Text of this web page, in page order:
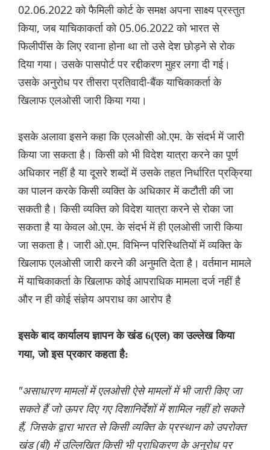
02.06.2022 को फैमिली कोर्ट के समक्ष अपना साक्ष्य प्रस्तुत
किया, जब याचिकाकर्ता को 05.06.2022 को भारत से
फिलीपींस के लिए रवाना होना था तो उसे देश छोड़ने से रोक
दिया गया। उसके पासपोर्ट पर रद्दीकरण मुहर लगा दी गई।
उसके अनुरोध पर तीसरा प्रतिवादी-बैंक याचिकाकर्ता के
खिलाफ एलओसी जारी किया गया।
इसके अलावा इसने कहा कि एलओसी ओ.एम. के संदर्भ में जारी
किया जा सकता है। किसी को भी विदेश यात्रा करने का पूर्ण
अधिकार नहीं है या दूसरे शब्दों में उसके तहत निर्धारित प्रक्रिया
का पालन करके किसी व्यक्ति के अधिकार में कटौती की जा
सकती है। किसी व्यक्ति को विदेश यात्रा करने से रोका जा
सकता है या केवल ओ.एम. के संदर्भ में ही एलओसी जारी किया
जा सकता है। जारी ओ.एम. विभिन्न परिस्थितियों में व्यक्ति के
खिलाफ एलओसी जारी करने की अनुमति देता है। वर्तमान मामले
में याचिकाकर्ता के खिलाफ कोई आपराधिक मामला दर्ज नहीं है
और न ही कोई संज्ञेय अपराध का आरोप है
इसके बाद कार्यालय ज्ञापन के खंड 6(एल) का उल्लेख किया
गया, जो इस प्रकार कहता है:
"असाधारण मामलों में एलओसी ऐसे मामलों में भी जारी किए जा
सकते हैं जो ऊपर दिए गए दिशानिर्देशों में शामिल नहीं हो सकते
हैं, जिसके द्वारा भारत से किसी व्यक्ति के प्रस्थान को उपरोक्त
खंड (बी) में उल्लिखित किसी भी प्राधिकरण के अनुरोध पर